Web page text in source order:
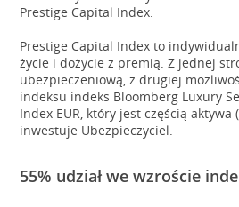
Prestige Capital Index.
Prestige Capital Index to
życie i dożycie z premią. Z jednej
ubezpieczeniową, z drugiej
indeksu indeks Bloomberg Luxury
Index EUR, który jest częścią aktywa
inwestuje Ubezpieczyciel.
55% udział we wzroście